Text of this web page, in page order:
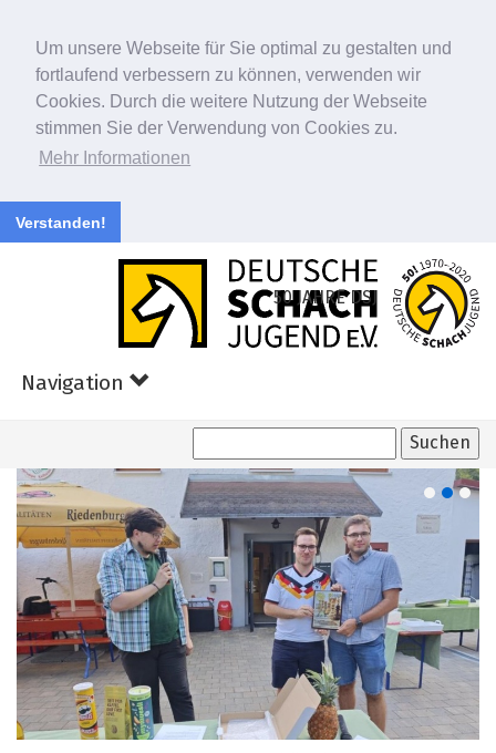
Um unsere Webseite für Sie optimal zu gestalten und
fortlaufend verbessern zu können, verwenden wir
Cookies. Durch die weitere Nutzung der Webseite
stimmen Sie der Verwendung von Cookies zu.
Mehr Informationen
Verstanden!
Navigation
50 JAHRE DSJ